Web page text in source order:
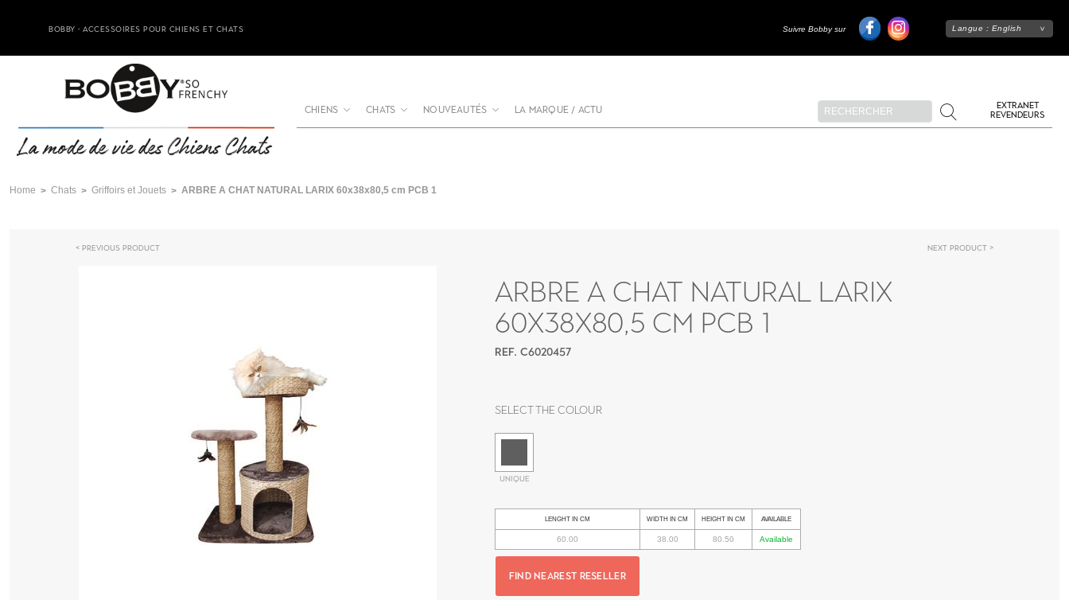
BOBBY - ACCESSOIRES POUR CHIENS ET CHATS Suivre Bobby sur Langue : English
EXTRANET
REVENDEURS
CHIENS CHATS NOUVEAUTÉS LA MARQUE / ACTU
Home Chats Griffoirs et Jouets ARBRE A CHAT NATURAL LARIX 60x38x80,5 cm PCB 1
Previous product Next product
ARBRE A CHAT NATURAL LARIX
60X38X80,5 CM PCB 1
REF. C6020457
Select the colour
UNIQUE
LENGHT IN CM WIDTH IN CM HEIGHT IN CM AVAILABLE
60.00 38.00 80.50 Available
FIND NEAREST RESELLER